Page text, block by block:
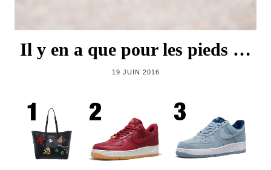
Il y en a que pour les pieds …
19 JUIN 2016